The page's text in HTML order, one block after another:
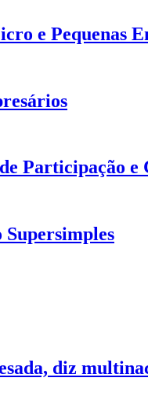
e Pequenas
Participação e
Supersimples
diz